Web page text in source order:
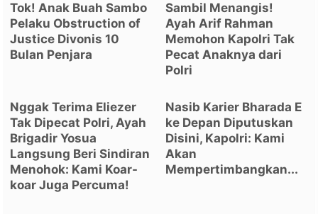
Tok! Anak Buah Sambo
Pelaku Obstruction of
Justice Divonis 10
Bulan Penjara
Sambil Menangis!
Ayah Arif Rahman
Memohon Kapolri Tak
Pecat Anaknya dari
Polri
Nggak Terima Eliezer
Tak Dipecat Polri, Ayah
Brigadir Yosua
Langsung Beri Sindiran
Menohok: Kami Koar-
koar Juga Percuma!
Nasib Karier Bharada E
ke Depan Diputuskan
Disini, Kapolri: Kami
Akan
Mempertimbangkan...